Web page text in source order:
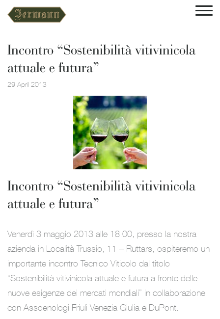
Incontro “Sostenibilità vitivinicola
attuale e futura”
29 April 2013
Incontro “Sostenibilità vitivinicola
attuale e futura”
Venerdì 3 maggio 2013 alle 18.00, presso la nostra
azienda in Località Trussio, 11 – Ruttars, ospiteremo un
importante incontro Tecnico Viticolo dal titolo
“Sostenibilità vitivinicola attuale e futura a fronte delle
nuove esigenze dei mercati mondiali” in collaborazione
con Assoenologi Friuli Venezia Giulia e DuPont.